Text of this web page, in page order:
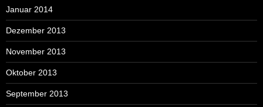
Januar 2014
Dezember 2013
November 2013
Oktober 2013
September 2013